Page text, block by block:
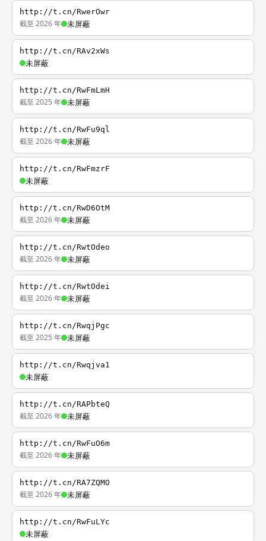
http://t.cn/RwerOwr
截至 2026 年 未屏蔽
http://t.cn/RAv2xWs
未屏蔽
http://t.cn/RwFmLmH
截至 2025 年 未屏蔽
http://t.cn/RwFu9ql
截至 2026 年 未屏蔽
http://t.cn/RwFmzrF
未屏蔽
http://t.cn/RwD6OtM
截至 2026 年 未屏蔽
http://t.cn/RwtOdeo
截至 2026 年 未屏蔽
http://t.cn/RwtOdei
截至 2026 年 未屏蔽
http://t.cn/RwqjPgc
截至 2025 年 未屏蔽
http://t.cn/Rwqjva1
未屏蔽
http://t.cn/RAPbteQ
截至 2026 年 未屏蔽
http://t.cn/RwFuO6m
截至 2026 年 未屏蔽
http://t.cn/RA7ZQMO
截至 2026 年 未屏蔽
http://t.cn/RwFuLYc
未屏蔽